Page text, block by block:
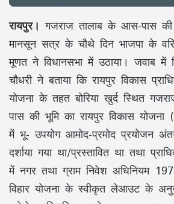
रायपुर। गजराज तालाब के आस-पास की
मानसून सत्र के चौथे दिन भाजपा के
मूणत ने विधानसभा में उठाया। जवाब में
चौधरी ने बताया कि रायपुर विकास
योजना के तहत बोरिया खुर्द स्थित
पास की भूमि का रायपुर विकास योजना
में भू- उपयोग आमोद-प्रमोद प्रयोजन
दर्शाया गया था/प्रस्तावित था तथा
में नगर तथा ग्राम निवेश अधिनियम
विहार योजना के स्वीकृत लेआउट के